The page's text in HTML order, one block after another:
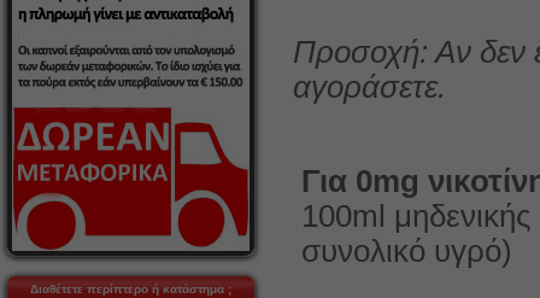
Διαθέτετε περίπτερο ή κατάστημα ;
Προσοχή: Αν δεν
αγοράσετε.
Για 0mg
100ml
συνολικό υγρό)